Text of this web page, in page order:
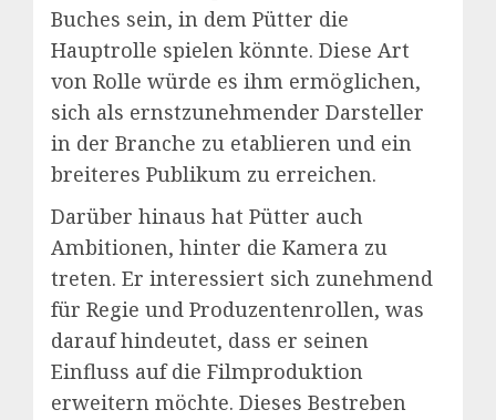
Buches sein, in dem Pütter die
Hauptrolle spielen könnte. Diese Art
von Rolle würde es ihm ermöglichen,
sich als ernstzunehmender Darsteller
in der Branche zu etablieren und ein
breiteres Publikum zu erreichen.
Darüber hinaus hat Pütter auch
Ambitionen, hinter die Kamera zu
treten. Er interessiert sich zunehmend
für Regie und Produzentenrollen, was
darauf hindeutet, dass er seinen
Einfluss auf die Filmproduktion
erweitern möchte. Dieses Bestreben